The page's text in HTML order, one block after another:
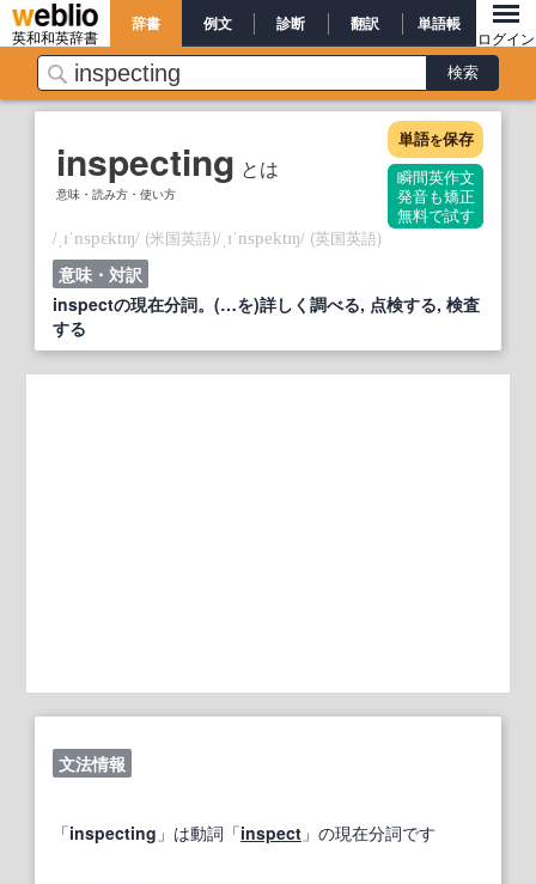
英和和英辞書
辞書 例文 診断 翻訳 単語帳
ログイン
inspecting とは
意味・読み方・使い方
単語を保存
瞬間英作文
発音も矯正
無料で試す
/ ˌɪˈnspɛktɪŋ/ (米国英語)/ ˌɪˈnspektɪŋ/ (英国英語)
意味・対訳
inspectの現在分詞。(…を)詳しく調べる, 点検する, 検査
する
文法情報
「inspecting 」は動詞「inspect 」の現在分詞です